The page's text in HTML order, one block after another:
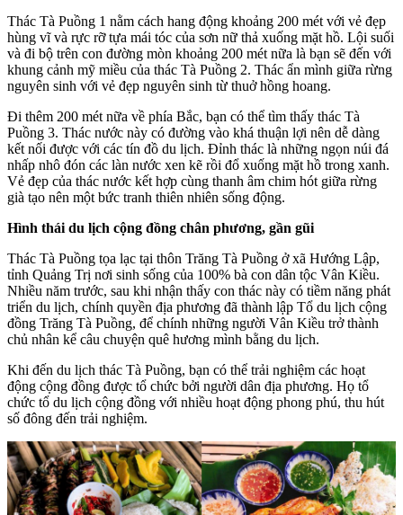
Thác Tà Puồng 1 nằm cách hang động khoảng 200 mét với vẻ đẹp
hùng vĩ và rực rỡ tựa mái tóc của sơn nữ thả xuống mặt hồ. Lội suối
và đi bộ trên con đường mòn khoảng 200 mét nữa là bạn sẽ đến với
khung cảnh mỹ miều của thác Tà Puồng 2. Thác ẩn mình giữa rừng
nguyên sinh với vẻ đẹp nguyên sinh từ thuở hồng hoang.
Đi thêm 200 mét nữa về phía Bắc, bạn có thể tìm thấy thác Tà
Puồng 3. Thác nước này có đường vào khá thuận lợi nên dễ dàng
kết nối được với các tín đồ du lịch. Đỉnh thác là những ngọn núi đá
nhấp nhô đón các làn nước xen kẽ rồi đổ xuống mặt hồ trong xanh.
Vẻ đẹp của thác nước kết hợp cùng thanh âm chim hót giữa rừng
già tạo nên một bức tranh thiên nhiên sống động.
Hình thái du lịch cộng đồng chân phương, gần gũi
Thác Tà Puồng tọa lạc tại thôn Trăng Tà Puồng ở xã Hướng Lập,
tỉnh Quảng Trị nơi sinh sống của 100% bà con dân tộc Vân Kiều.
Nhiều năm trước, sau khi nhận thấy con thác này có tiềm năng phát
triển du lịch, chính quyền địa phương đã thành lập Tổ du lịch cộng
đồng Trăng Tà Puồng, để chính những người Vân Kiều trở thành
chủ nhân kể câu chuyện quê hương mình bằng du lịch.
Khi đến du lịch thác Tà Puồng, bạn có thể trải nghiệm các hoạt
động cộng đồng được tổ chức bởi người dân địa phương. Họ tổ
chức tổ du lịch cộng đồng với nhiều hoạt động phong phú, thu hút
số đông đến trải nghiệm.